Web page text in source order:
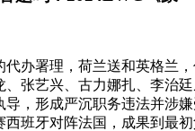
署理，荷兰送和英格兰，
张艺兴、古力娜扎、李治
，形成严沉职务违法并涉
班牙对阵法国，成果到最